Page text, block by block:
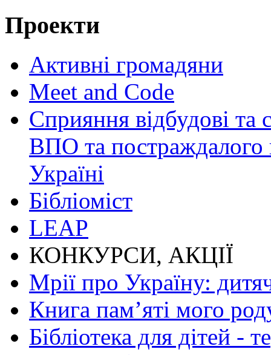
Проекти
Активні громадяни
Meet and Code
Сприяння відбудові та
ВПО та постраждалого
Україні
Бібліоміст
LEAP
КОНКУРСИ, АКЦІЇ
Мрії про Україну:
Книга пам’яті мого
Бібліотека для дітей -